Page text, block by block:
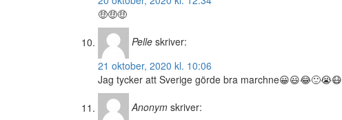
🤑🤑🤑
Pelle skriver:
21 oktober, 2020 kl. 10:06
Jag tycker att Sverige görde bra marchne😀😃😂🙂😭😷
Anonym skriver: